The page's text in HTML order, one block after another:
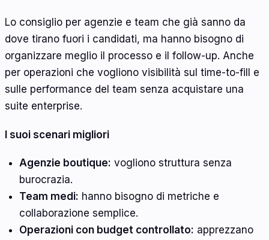
Lo consiglio per agenzie e team che già sanno da
dove tirano fuori i candidati, ma hanno bisogno di
organizzare meglio il processo e il follow-up. Anche
per operazioni che vogliono visibilità sul time-to-fill e
sulle performance del team senza acquistare una
suite enterprise.
I suoi scenari migliori
Agenzie boutique: vogliono struttura senza
burocrazia.
Team medi: hanno bisogno di metriche e
collaborazione semplice.
Operazioni con budget controllato: apprezzano